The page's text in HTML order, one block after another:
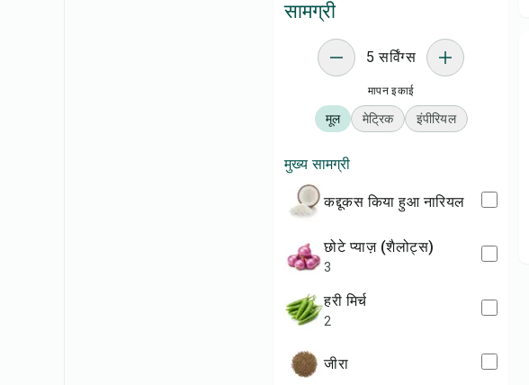
सामग्री
5 सर्विंग्स
मापन इकाई
मूल मेट्रिक इंपीरियल
मुख्य सामग्री
कद्दूकस किया हुआ नारियल
छोटे प्याज़ (शैलोट्स)
3
हरी मिर्च
2
जीरा